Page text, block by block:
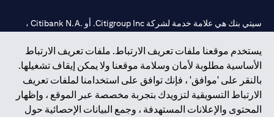
يستخدم موقعنا ملفات تعريف الارتباط. ملفات تعريف الارتباط
الأساسية مطلوبة لأمان وسلامة موقعنا ولا يمكن إيقاف تشغيلها.
بالنقر على 'موافق' ، فإنك توافق على استخدامنا لملفات تعريف
الارتباط التسويقية لتزويدك بتجربة مخصصة عبر الموقع ، وإظهار
المحتوى والإعلانات المستهدفة ، وجمع البيانات الإحصائية حول
سيتي بنك هي علامة خدمة لشركة Citigroup Inc. أو .Citibank N.A ،
سيتي بنك إن. إيه. الإمارات مسجل لدى مصرف الإمارات المركزي تحت
أرقام التراخيص 202563 لفرع الوصل في دبي، 531989 لفرع مول
الإمارات في دبي، وCN-1002019لفرع أبوظبي. هاتف: 4000 311 04.
فرع سيتي بنك إن إيه - الإمارات العربية المتحدة مرخص من مصرف